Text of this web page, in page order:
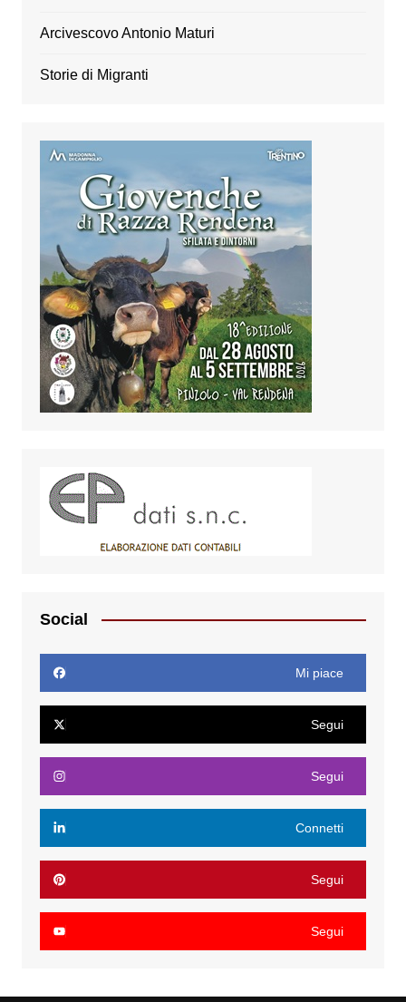
Arcivescovo Antonio Maturi
Storie di Migranti
Social
Mi piace
Segui
Segui
Connetti
Segui
Segui